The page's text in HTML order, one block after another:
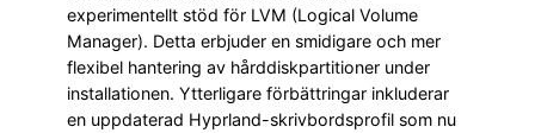
experimentellt stöd för LVM (Logical Volume
Manager). Detta erbjuder en smidigare och mer
flexibel hantering av hårddiskpartitioner under
installationen. Ytterligare förbättringar inkluderar
en uppdaterad Hyprland-skrivbordsprofil som nu